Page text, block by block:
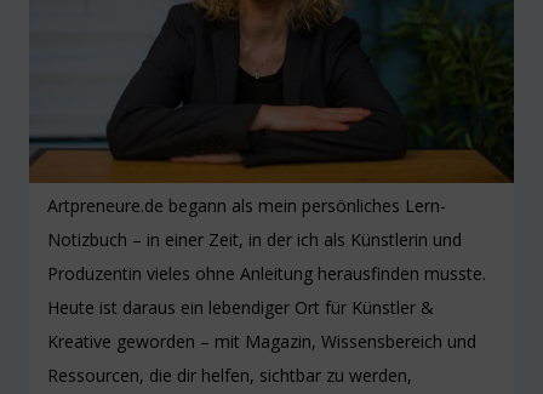
Artpreneure.de begann als mein persönliches Lern-
Notizbuch – in einer Zeit, in der ich als Künstlerin und
Produzentin vieles ohne Anleitung herausfinden musste.
Heute ist daraus ein lebendiger Ort für Künstler &
Kreative geworden – mit Magazin, Wissensbereich und
Ressourcen, die dir helfen, sichtbar zu werden,